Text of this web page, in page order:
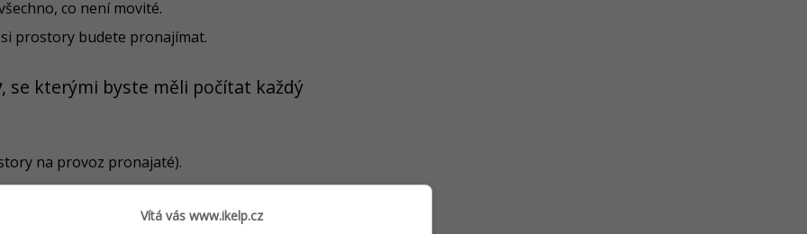
co není movité.
prostory budete pronajímat.
, se kterými byste měli počítat každý
na provoz pronajaté).
a voda).
které sa mohou vyskytnout.
Vítá vás www.ikelp.cz